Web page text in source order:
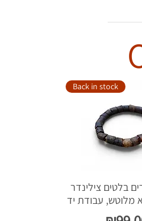
Back in stock
בלטים צילינדר
מלוטש, עבודת יד